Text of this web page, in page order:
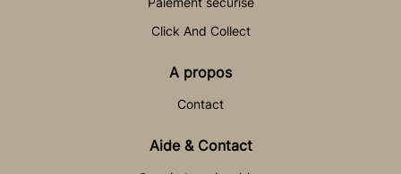
Click And Collect
A propos
Contact
Aide & Contact